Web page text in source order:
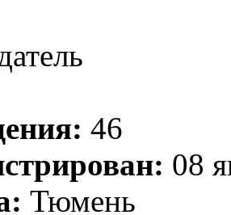
46
08
Тюмень